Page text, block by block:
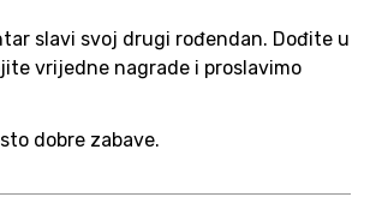
slavi svoj drugi rođendan. Dođite u
vrijedne nagrade i proslavimo
dobre zabave.